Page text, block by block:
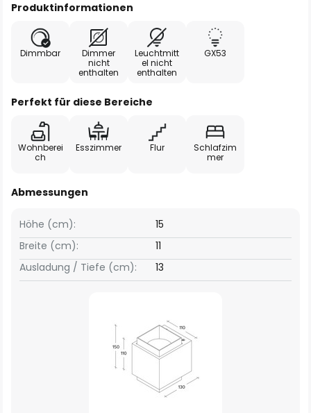
Produktinformationen
Dimmbar
Dimmer
nicht
enthalten
Leuchtmitt
el nicht
enthalten
GX53
Perfekt für diese Bereiche
Wohnberei
ch
Esszimmer Flur
Schlafzim
mer
Abmessungen
Breite (cm): 11
Höhe (cm): 15
Ausladung / Tiefe (cm): 13